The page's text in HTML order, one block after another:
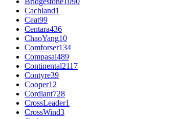
Cachland1
Ceat99
Centara436
ChaoYang10
Comforser134
Compasal489
Continental2117
Contyre39
Cooper12
Cordiant728
CrossLeader1
CrossWind3